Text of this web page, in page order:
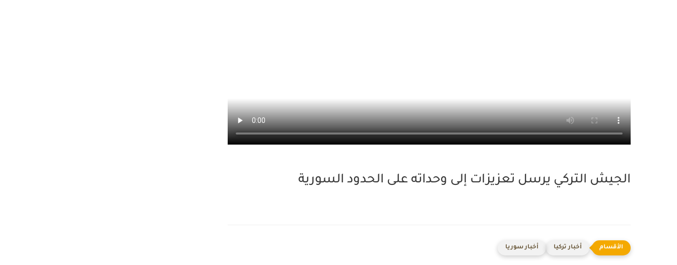
الجيش التركي يرسل تعزيزات إلى وحداته على الحدود السورية
أخبار تركيا أخبار سوريا